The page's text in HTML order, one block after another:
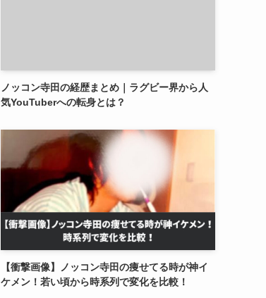
ノッコン寺田の経歴まとめ｜ラグビー界から人
気YouTuberへの転身とは？
【衝撃画像】ノッコン寺田の痩せてる時が神イ
ケメン！若い頃から時系列で変化を比較！